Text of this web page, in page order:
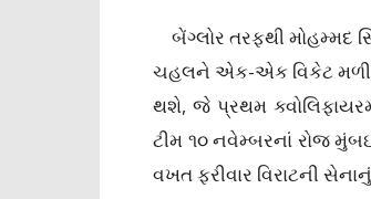
બેંગ્લોર તરફથી મોહમ્મદ
ચહલને એક-એક વિકેટ મળી
થશે, જે પ્રથમ
ટીમ ૧૦ નવેમ્બરનાં રોજ
વખત ફરીવાર વિરાટની